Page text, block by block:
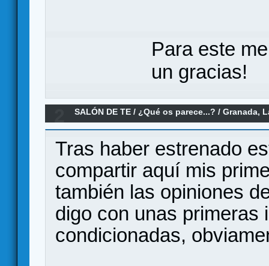
Para este
un gracias!
SALÓN DE TE /¿Qué os parece...? /Granada,
parece?
Tras haber estrenado
compartir aquí mis
también las opiniones
digo con unas primeras
condicionadas,